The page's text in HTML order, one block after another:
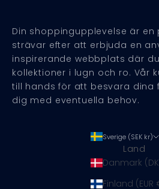
Din shoppingupplevelse är en
strävar efter att erbjuda en
inspirerande webbplats där
kollektioner i lugn och ro. Vår
till hands för att besvara dina
dig med eventuella behov.
Sverige (SEK kr)
Land
Danmark
Finland (EUR